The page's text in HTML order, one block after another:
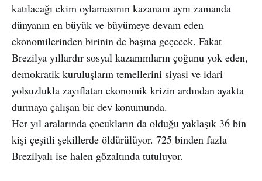
katılacağı ekim oylamasının kazananı aynı zamanda
dünyanın en büyük ve büyümeye devam eden
ekonomilerinden birinin de başına geçecek. Fakat
Brezilya yıllardır sosyal kazanımların çoğunu yok eden,
demokratik kuruluşların temellerini siyasi ve idari
yolsuzlukla zayıflatan ekonomik krizin ardından ayakta
durmaya çalışan bir dev konumunda.
Her yıl aralarında çocukların da olduğu yaklaşık 36 bin
kişi çeşitli şekillerde öldürülüyor. 725 binden fazla
Brezilyalı ise halen gözaltında tutuluyor.